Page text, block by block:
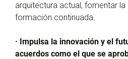
arquitectura actual, fomentar la
formación continuada.
· Impulsa la innovación y el
acuerdos como el que se